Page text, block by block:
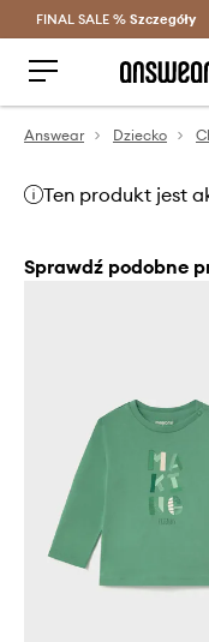
FINAL SALE % Szczegóły
Answear Dziecko
Ten produkt jest
Sprawdź podobne